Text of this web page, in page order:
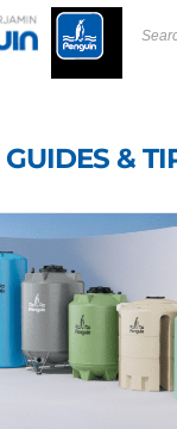
Skip
content
GUIDES &